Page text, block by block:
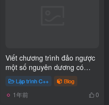
Viết chương trình đảo ngược
một số nguyên dương có
đúng 3 chữ số C++
Lập trình C++ Blog
1年前 0